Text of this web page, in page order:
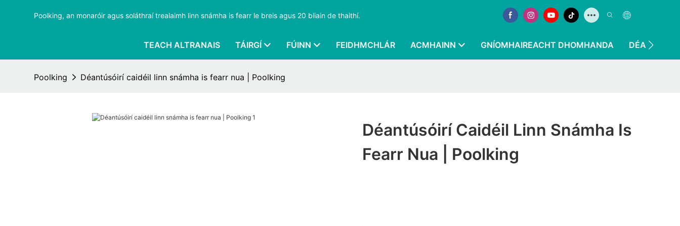
Poolking, an monaróir agus soláthraí trealaimh linn snámha is fearr le breis agus 20 bliain de thaithí.
TEACH ALTRANAIS TÁIRGÍ FÚINN FEIDHMCHLÁR ACMHAINN GNÍOMHAIREACHT DHOMHANDA DÉAN
Poolking Déantúsóirí caidéil linn snámha is fearr nua | Poolking
Déantúsóirí Caidéil Linn Snámha Is
Fearr Nua | Poolking